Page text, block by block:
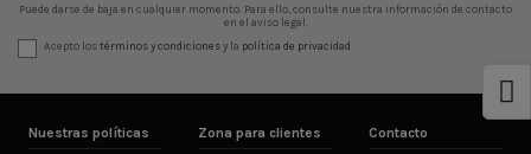
Puede darse de baja en cualquier momento. Para ello, consulte nuestra información de contacto
en el aviso legal.
Acepto lostérminos y condicionesy la política de privacidad
Nuestras políticas Zona para clientes Contacto